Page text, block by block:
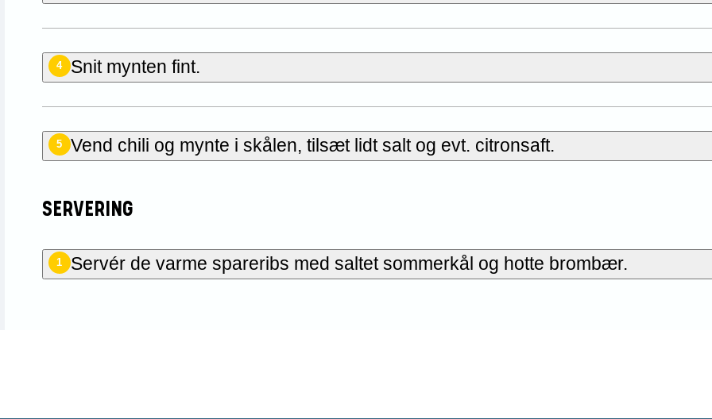
4 Snit mynten fint.
5 Vend chili og mynte i skålen, tilsæt lidt salt og evt. citronsaft.
SERVERING
1 Servér de varme spareribs med saltet sommerkål og hotte brombær.